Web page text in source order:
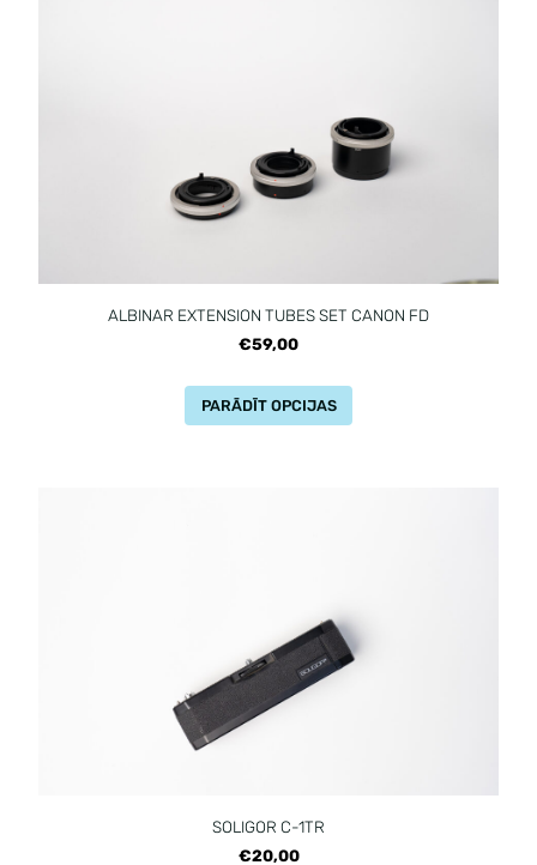
ALBINAR EXTENSION TUBES SET CANON FD
€59,00
PARĀDĪT OPCIJAS
SOLIGOR C-1TR
€20,00